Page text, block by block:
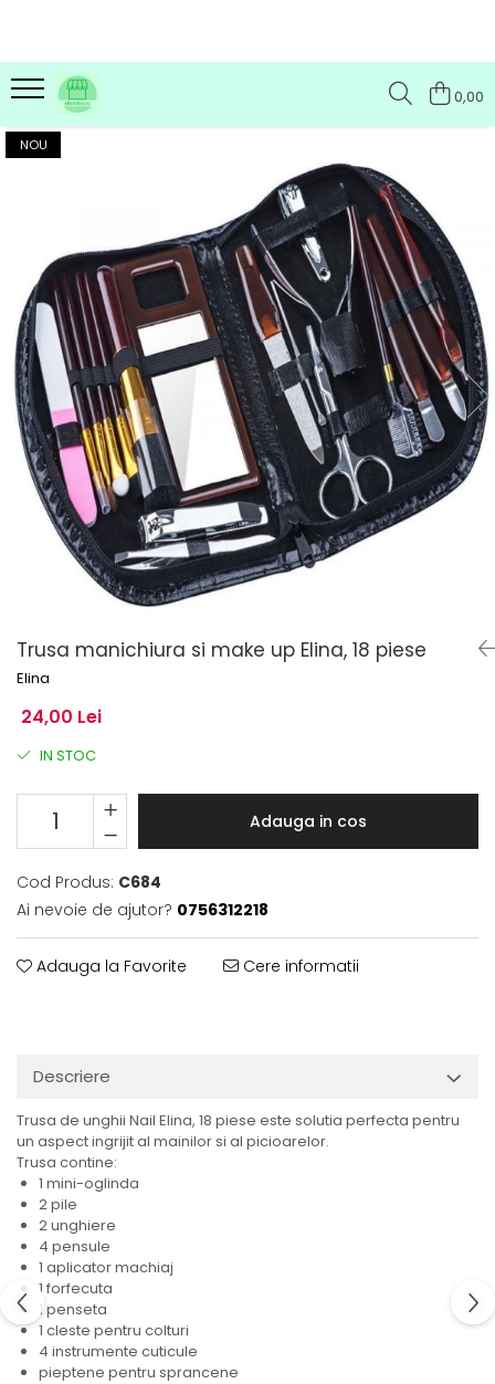
0,00
Trusa manichiura si make up Elina, 18 piese
Elina
NOU
24,00 Lei
IN STOC
Adauga in cos
Cod Produs: C684
Ai nevoie de ajutor? 0756312218
Adauga la Favorite Cere informatii
Descriere
Trusa de unghii Nail Elina, 18 piese este solutia perfecta pentru
un aspect ingrijit al mainilor si al picioarelor.
Trusa contine:
1 mini-oglinda
2 pile
2 unghiere
4 pensule
1 aplicator machiaj
1 forfecuta
1 penseta
1 cleste pentru colturi
4 instrumente cuticule
pieptene pentru sprancene